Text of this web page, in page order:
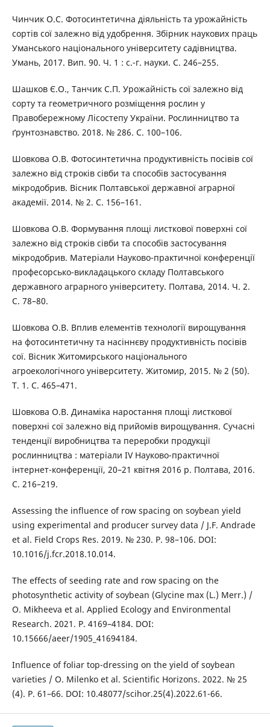
Чинчик О.С. Фотосинтетична діяльність та урожайність
сортів сої залежно від удобрення. Збірник наукових праць
Уманського національного університету садівництва.
Умань, 2017. Вип. 90. Ч. 1 : с.-г. науки. С. 246–255.
Шашков Є.О., Танчик С.П. Урожайність сої залежно від
сорту та геометричного розміщення рослин у
Правобережному Лісостепу України. Рослинництво та
ґрунтознавство. 2018. № 286. С. 100–106.
Шовкова О.В. Фотосинтетична продуктивність посівів сої
залежно від строків сівби та способів застосування
мікродобрив. Вісник Полтавської державної аграрної
академії. 2014. № 2. С. 156–161.
Шовкова О.В. Формування площі листкової поверхні сої
залежно від строків сівби та способів застосування
мікродобрив. Матеріали Науково-практичної конференції
професорсько-викладацького складу Полтавського
державного аграрного університету. Полтава, 2014. Ч. 2.
С. 78–80.
Шовкова О.В. Вплив елементів технології вирощування
на фотосинтетичну та насіннєву продуктивність посівів
сої. Вісник Житомирського національного
агроекологічного університету. Житомир, 2015. № 2 (50).
Т. 1. С. 465–471.
Шовкова О.В. Динаміка наростання площі листкової
поверхні сої залежно від прийомів вирощування. Сучасні
тенденції виробництва та переробки продукції
рослинництва : матеріали IV Науково-практичної
інтернет-конференції, 20–21 квітня 2016 р. Полтава, 2016.
С. 216–219.
Assessing the influence of row spacing on soybean yield
using experimental and producer survey data / J.F. Andrade
et al. Field Crops Res. 2019. № 230. P. 98–106. DOI:
10.1016/j.fcr.2018.10.014.
The effects of seeding rate and row spacing on the
photosynthetic activity of soybean (Glycine max (L.) Merr.) /
О. Mikheeva et al. Applied Ecology and Environmental
Research. 2021. Р. 4169–4184. DOI:
10.15666/aeer/1905_41694184.
Influence of foliar top-dressing on the yield of soybean
varieties / O. Milenko et al. Scientific Horizons. 2022. № 25
(4). P. 61–66. DOI: 10.48077/scihor.25(4).2022.61-66.